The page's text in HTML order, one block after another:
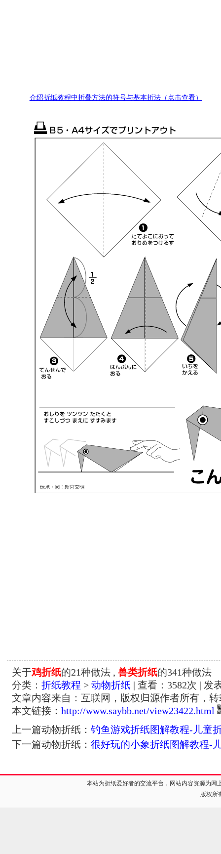
介绍折纸教程中折叠方法的符号与基本折法（点击查看）
关于鸡折纸的21种做法 , 兽类折纸的341种做法
分类： 折纸教程 > 动物折纸 | 查看： 3582次 | 发
文章内容来自：互联网，版权归源作者所有，
本文链接： http://www.saybb.net/view23422.html
上一篇动物折纸： 钓鱼游戏折纸图解教程-儿童
下一篇动物折纸： 很好玩的小象折纸图解教程-
本站为折纸爱好者的交流平台，网站内容资源为
版权所